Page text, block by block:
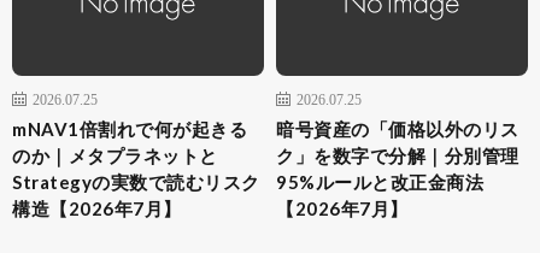
2026.07.25
mNAV1倍割れで何が起きる
のか｜メタプラネットと
Strategyの実数で読むリスク
構造【2026年7月】
2026.07.25
暗号資産の「価格以外のリス
ク」を数字で分解｜分別管理
95%ルールと改正金商法
【2026年7月】